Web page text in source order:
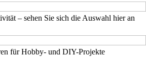
– sehen Sie sich die Auswahl hier an
für Hobby- und DIY-Projekte